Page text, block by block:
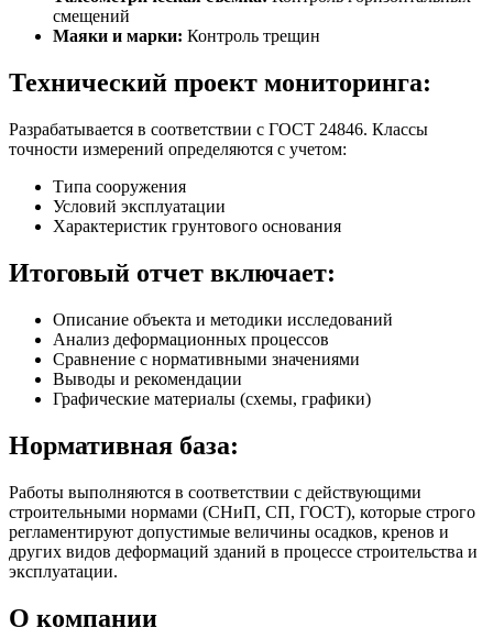
смещений
Маяки и марки: Контроль трещин
Технический проект мониторинга:
Разрабатывается в соответствии с ГОСТ 24846. Классы
точности измерений определяются с учетом:
Типа сооружения
Условий эксплуатации
Характеристик грунтового основания
Итоговый отчет включает:
Описание объекта и методики исследований
Анализ деформационных процессов
Сравнение с нормативными значениями
Выводы и рекомендации
Графические материалы (схемы, графики)
Нормативная база:
Работы выполняются в соответствии с действующими
строительными нормами (СНиП, СП, ГОСТ), которые строго
регламентируют допустимые величины осадков, кренов и
других видов деформаций зданий в процессе строительства и
эксплуатации.
О компании